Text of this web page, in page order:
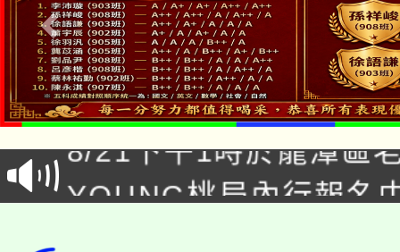
「本色祭」8/29、30在
場熱烈登場!
8/21下午1時於龍潭區
徵才活動。
YOUNG桃局內行報名